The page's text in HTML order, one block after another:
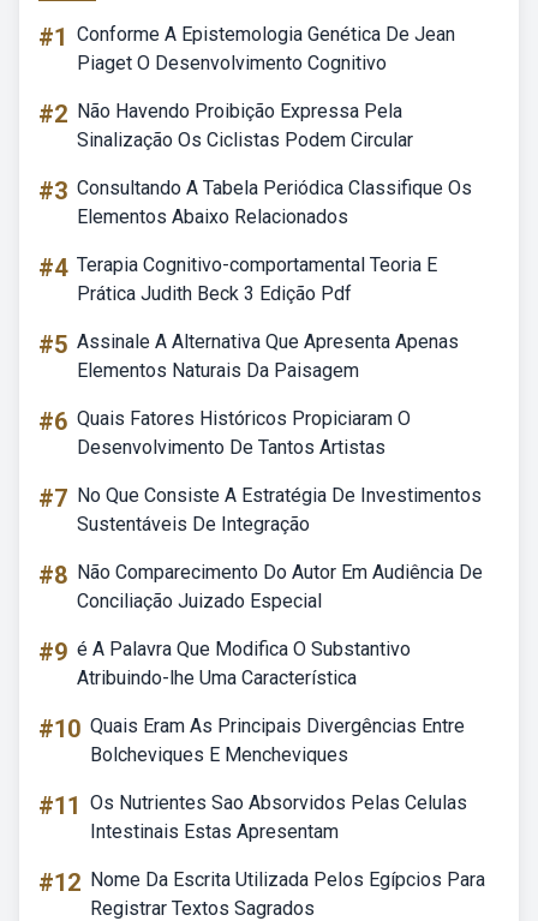
#1 Conforme A Epistemologia Genética De Jean
Piaget O Desenvolvimento Cognitivo
#2 Não Havendo Proibição Expressa Pela
Sinalização Os Ciclistas Podem Circular
#3 Consultando A Tabela Periódica Classifique Os
Elementos Abaixo Relacionados
#4 Terapia Cognitivo-comportamental Teoria E
Prática Judith Beck 3 Edição Pdf
#5 Assinale A Alternativa Que Apresenta Apenas
Elementos Naturais Da Paisagem
#6 Quais Fatores Históricos Propiciaram O
Desenvolvimento De Tantos Artistas
#7 No Que Consiste A Estratégia De Investimentos
Sustentáveis De Integração
#8 Não Comparecimento Do Autor Em Audiência De
Conciliação Juizado Especial
#9 é A Palavra Que Modifica O Substantivo
Atribuindo-lhe Uma Característica
#10 Quais Eram As Principais Divergências Entre
Bolcheviques E Mencheviques
#11 Os Nutrientes Sao Absorvidos Pelas Celulas
Intestinais Estas Apresentam
#12 Nome Da Escrita Utilizada Pelos Egípcios Para
Registrar Textos Sagrados